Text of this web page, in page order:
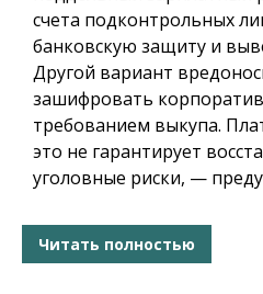
счета подконтрольных
банковскую защиту и
Другой вариант
зашифровать
требованием выкупа.
это не гарантирует
уголовные риски, —
Читать полностью